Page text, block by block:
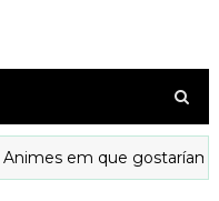
em que gostaríamos de